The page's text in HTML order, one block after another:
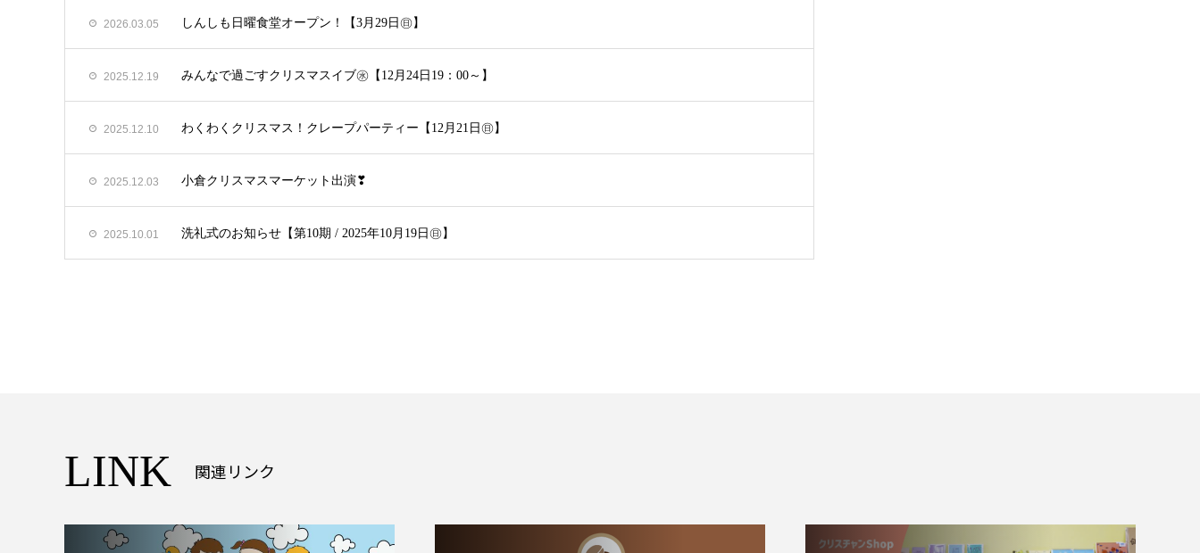
2026.03.05 しんしも日曜食堂オープン！【3月29日㊐】
2025.12.19 みんなで過ごすクリスマスイブ㊌【12月24日19：00～】
2025.12.10 わくわくクリスマス！クレープパーティー【12月21日㊐】
2025.12.03 小倉クリスマスマーケット出演❣
2025.10.01 洗礼式のお知らせ【第10期 / 2025年10月19日㊐】
LINK 関連リンク